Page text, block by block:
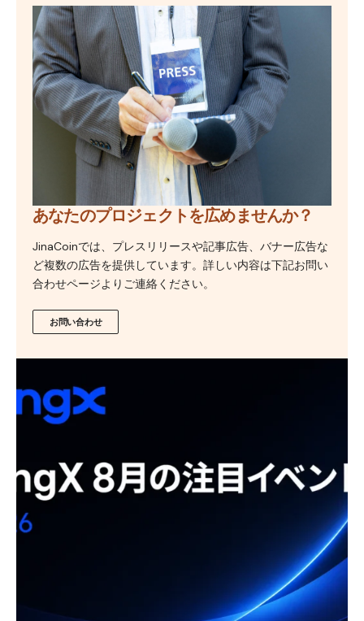
あなたのプロジェクトを広めませんか？
JinaCoinでは、プレスリリースや記事広告、バナー広告な
ど複数の広告を提供しています。詳しい内容は下記お問い
合わせページよりご連絡ください。
お問い合わせ